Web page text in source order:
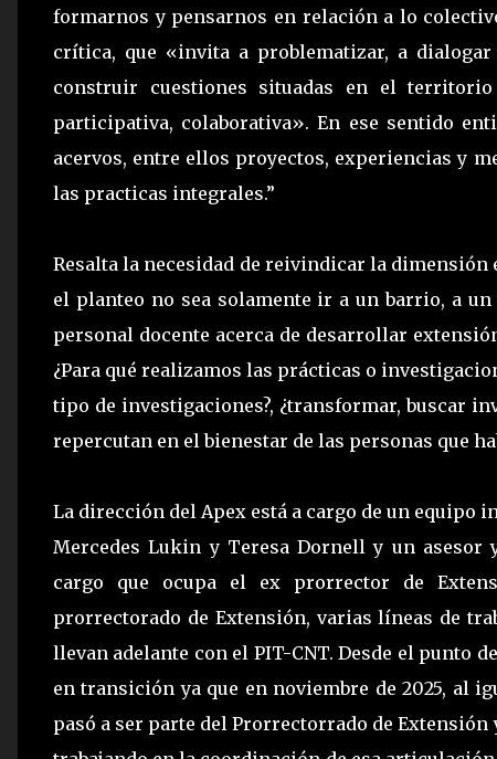
formarnos y pensarnos en relación a lo
crítica, que «invita a problematizar, a
construir cuestiones situadas en el
participativa, colaborativa». En ese sentido
acervos, entre ellos proyectos, experiencias y
las practicas integrales.”
Resalta la necesidad de reivindicar la
el planteo no sea solamente ir a un barrio, a
personal docente acerca de desarrollar
¿Para qué realizamos las prácticas o
tipo de investigaciones?, ¿transformar, buscar
repercutan en el bienestar de las personas que
La dirección del Apex está a cargo de un equipo
Mercedes Lukin y Teresa Dornell y un
cargo que ocupa el ex prorrector de
prorrectorado de Extensión, varias líneas de
llevan adelante con el PIT-CNT. Desde el punto
en transición ya que en noviembre de 2025, al
pasó a ser parte del Prorrectorrado de